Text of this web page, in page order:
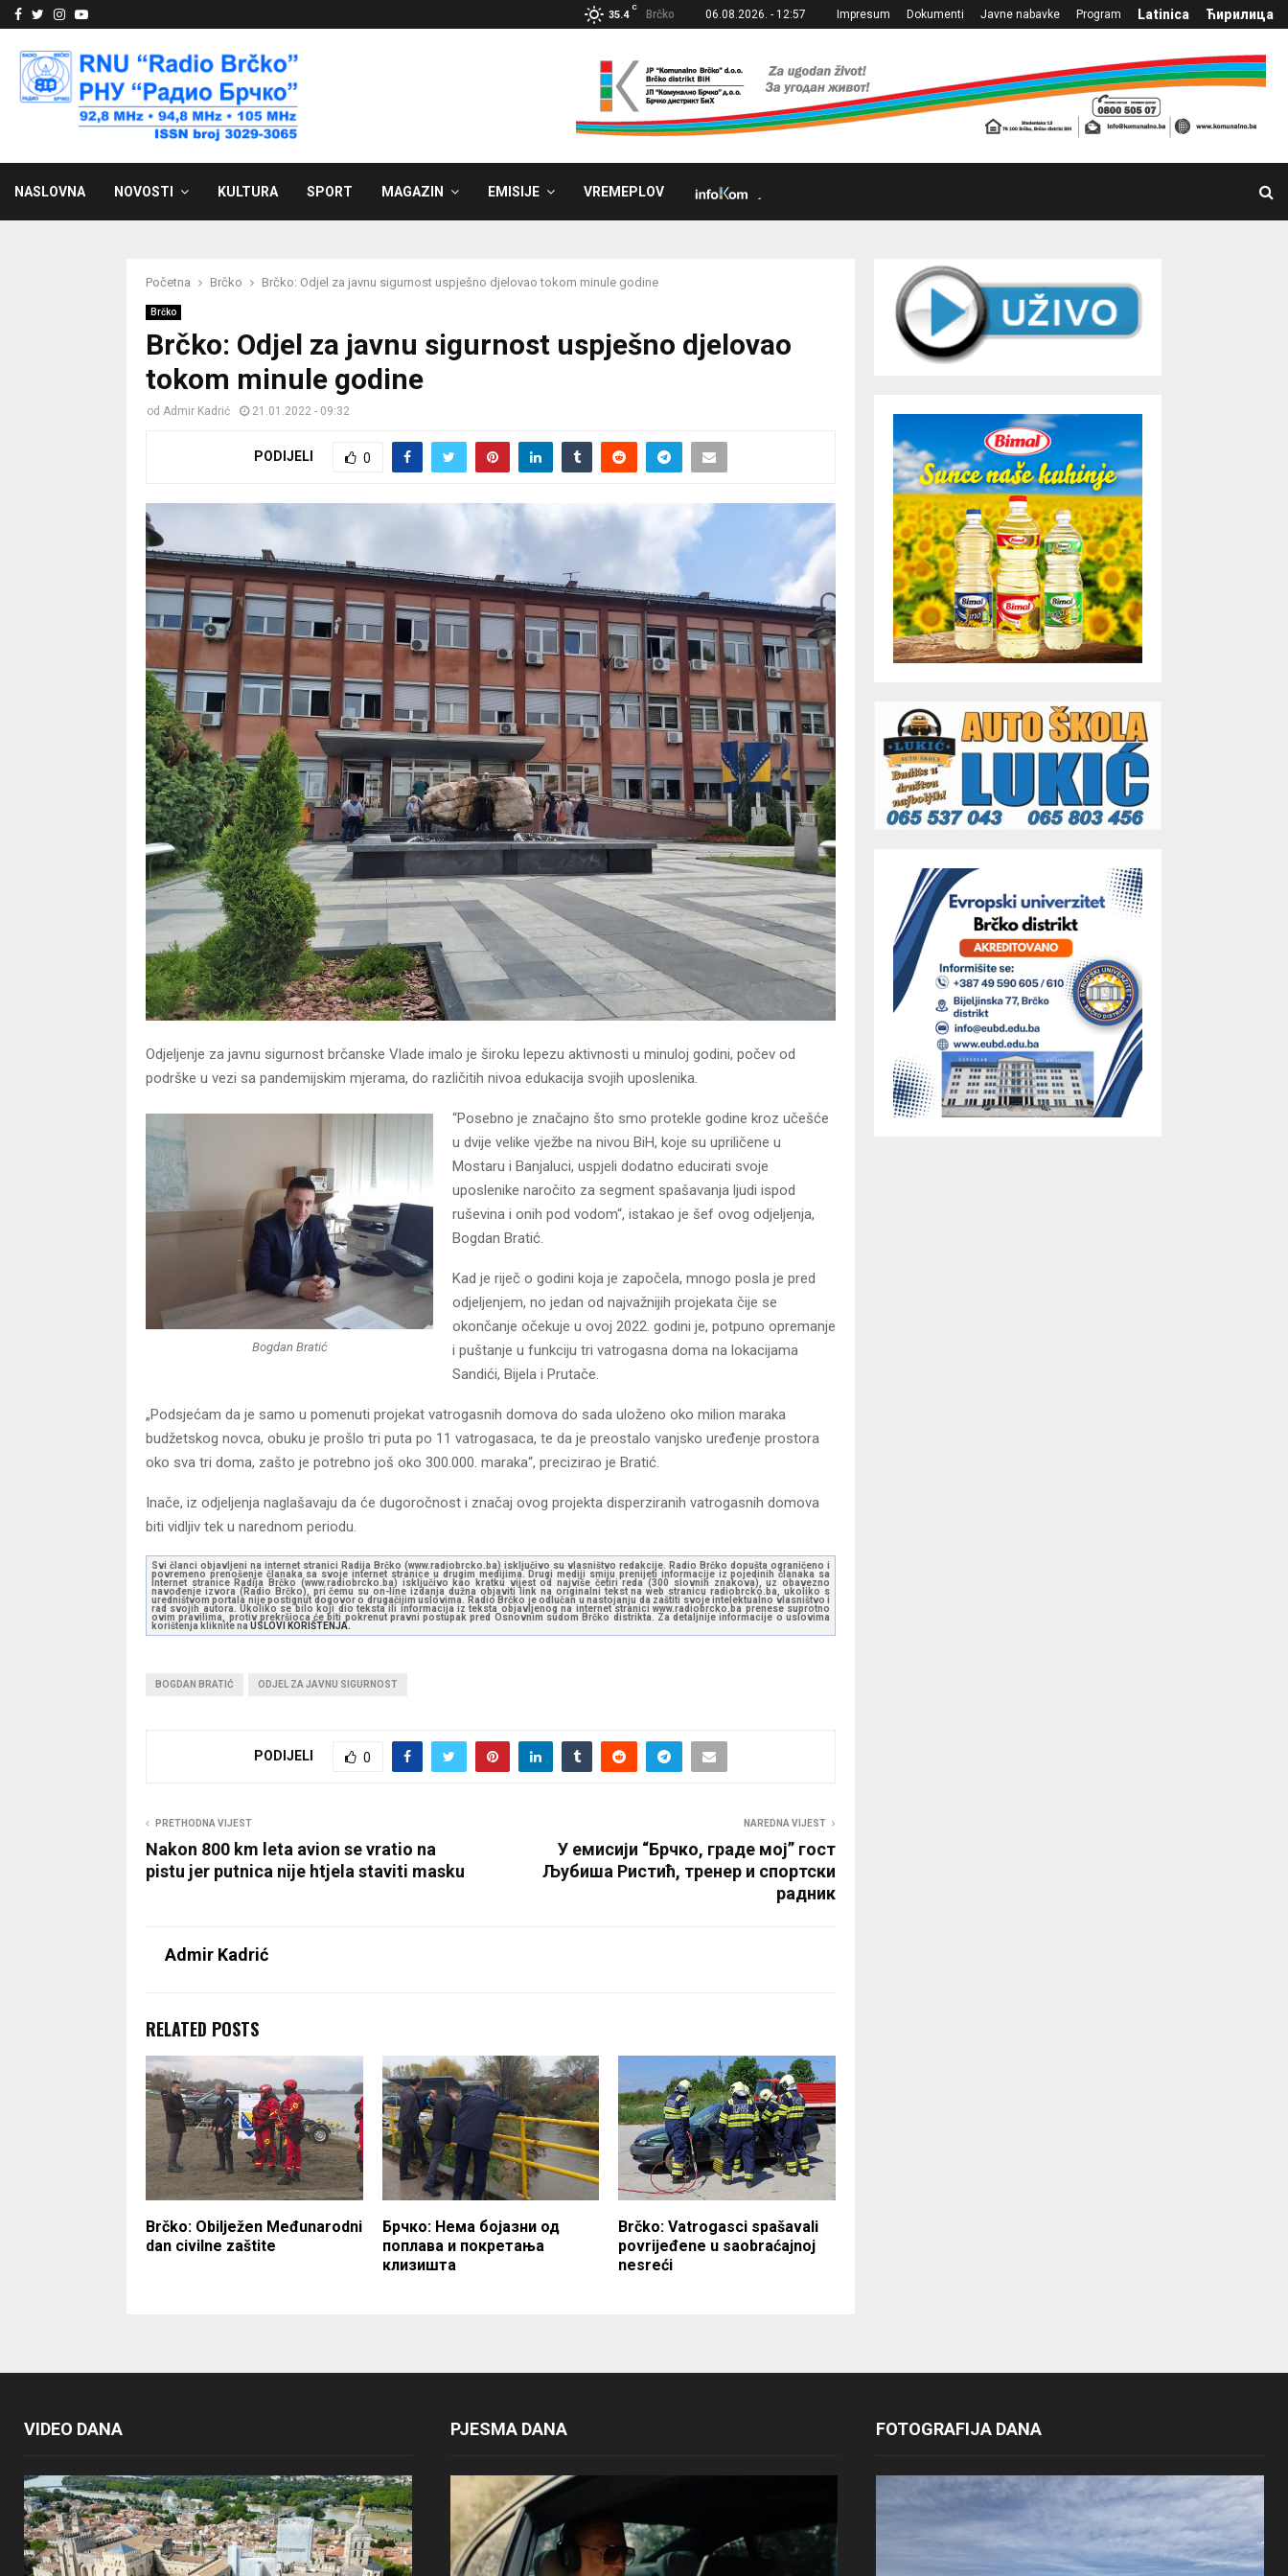
Facebook
Twitter
Instagram
Youtube 35.4
C
Brčko 06.08.2026. - 12:57 Impresum Dokumenti Javne nabavke Program Latinica Ћирилица
NASLOVNA NOVOSTI KULTURA SPORT MAGAZIN EMISIJE VREMEPLOV
Početna Brčko Brčko: Odjel za javnu sigurnost uspješno djelovao tokom minule godine
Brčko
Brčko: Odjel za javnu sigurnost uspješno djelovao
tokom minule godine
od Admir Kadrić 21.01.2022 - 09:32
PODIJELI 0
Odjeljenje za javnu sigurnost brčanske Vlade imalo je široku lepezu aktivnosti u minuloj godini, počev od
podrške u vezi sa pandemijskim mjerama, do različitih nivoa edukacija svojih uposlenika.
Bogdan Bratić
“Posebno je značajno što smo protekle godine kroz učešće
u dvije velike vježbe na nivou BiH, koje su upriličene u
Mostaru i Banjaluci, uspjeli dodatno educirati svoje
uposlenike naročito za segment spašavanja ljudi ispod
ruševina i onih pod vodom“, istakao je šef ovog odjeljenja,
Bogdan Bratić.
Kad je riječ o godini koja je započela, mnogo posla je pred
odjeljenjem, no jedan od najvažnijih projekata čije se
okončanje očekuje u ovoj 2022. godini je, potpuno opremanje
i puštanje u funkciju tri vatrogasna doma na lokacijama
Sandići, Bijela i Prutače.
„Podsjećam da je samo u pomenuti projekat vatrogasnih domova do sada uloženo oko milion maraka
budžetskog novca, obuku je prošlo tri puta po 11 vatrogasaca, te da je preostalo vanjsko uređenje prostora
oko sva tri doma, zašto je potrebno još oko 300.000. maraka“, precizirao je Bratić.
Inače, iz odjeljenja naglašavaju da će dugoročnost i značaj ovog projekta disperziranih vatrogasnih domova
biti vidljiv tek u narednom periodu.
Svi članci objavljeni na internet stranici Radija Brčko (www.radiobrcko.ba) isključivo su vlasništvo redakcije. Radio Brčko dopušta ograničeno i
povremeno prenošenje članaka sa svoje internet stranice u drugim medijima. Drugi mediji smiju prenijeti informacije iz pojedinih članaka sa
Internet stranice Radija Brčko (www.radiobrcko.ba) isključivo kao kratku vijest od najviše četiri reda (300 slovnih znakova), uz obavezno
navođenje izvora (Radio Brčko), pri čemu su on-line izdanja dužna objaviti link na originalni tekst na web stranicu radiobrcko.ba, ukoliko s
uredništvom portala nije postignut dogovor o drugačijim uslovima. Radio Brčko je odlučan u nastojanju da zaštiti svoje intelektualno vlasništvo i
rad svojih autora. Ukoliko se bilo koji dio teksta ili informacija iz teksta objavljenog na internet stranici www.radiobrcko.ba prenese suprotno
ovim pravilima, protiv prekršioca će biti pokrenut pravni postupak pred Osnovnim sudom Brčko distrikta. Za detaljnije informacije o uslovima
korištenja kliknite na USLOVI KORIŠTENJA.
BOGDAN BRATIĆ ODJEL ZA JAVNU SIGURNOST
PODIJELI 0
PRETHODNA VIJEST
Nakon 800 km leta avion se vratio na
pistu jer putnica nije htjela staviti masku
NAREDNA VIJEST
У емисији “Брчко, граде мој” гост
Љубиша Ристић, тренер и спортски
радник
Admir Kadrić
RELATED POSTS
Brčko: Obilježen Međunarodni
dan civilne zaštite
Брчко: Нема бојазни од
поплава и покретања
клизишта
Brčko: Vatrogasci spašavali
povrijeđene u saobraćajnoj
nesreći
VIDEO DANA PJESMA DANA FOTOGRAFIJA DANA